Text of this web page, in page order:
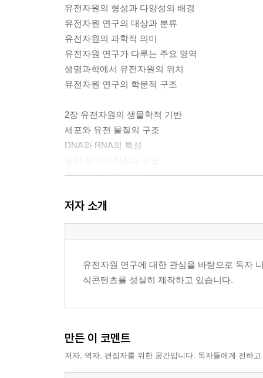
유전자원의 형성과 다양성의 배경
유전자원 연구의 대상과 분류
유전자원의 과학적 의미
유전자원 연구가 다루는 주요 영역
생명과학에서 유전자원의 위치
유전자원 연구의 학문적 구조
2장 유전자원의 생물학적 기반
세포와 유전 물질의 구조
DNA와 RNA의 특성
유전자의 구조와 기능
유전 변이의 발생 원리
생물 다양성과 유전자원의 관계
생물종과 유전적 다양성
집단 내 유전적 변이
자연 선택과 유전자원의 변화
유전자 다양성의 유지 원리
저자 소개
유전자원 연구에 대한 관심을 바탕으로 독자
식콘텐츠를 성실히 제작하고 있습니다.
만든 이 코멘트
저자, 역자, 편집자를 위한 공간입니다. 독자들에게 전하